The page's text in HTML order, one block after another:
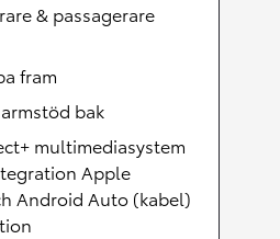
& passagerare
fram
bak
multimediasystem
Apple
Android Auto (kabel)